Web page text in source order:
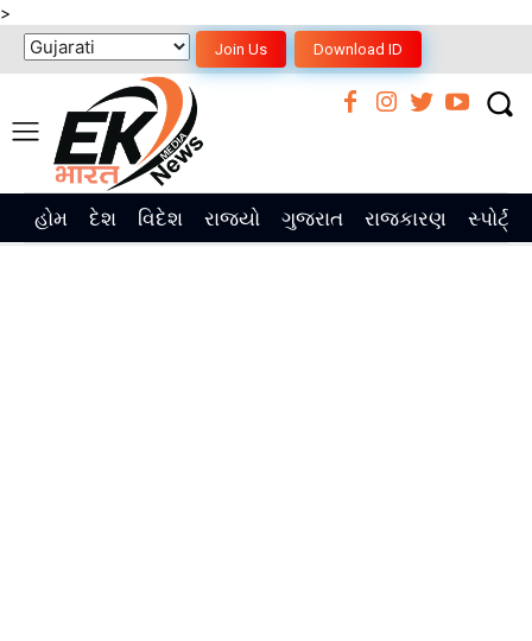
>
Join Us Download ID
હોમ દેશ વિદેશ રાજ્યો ગુજરાત રાજકારણ સ્પોર્ટ્સ